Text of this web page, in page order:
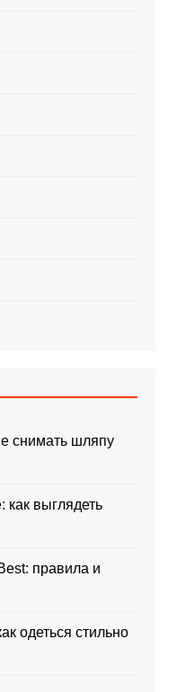
снимать шляпу
как выглядеть
правила и
одеться стильно